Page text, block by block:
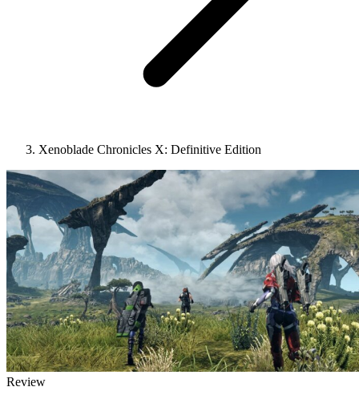
Xenoblade Chronicles X: Definitive Edition
Review